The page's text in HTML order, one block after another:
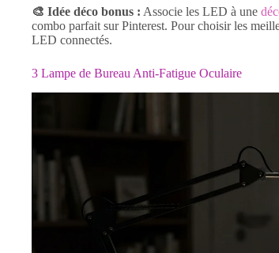
🎨 Idée déco bonus : Associe les LED à une
combo parfait sur Pinterest. Pour choisir les
LED connectés.
3 Lampe de Bureau Anti-Fatigue Oculaire